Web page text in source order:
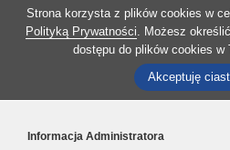
Strona korzysta z plików cookies w
Polityką Prywatności. Możesz
dostępu do plików cookies w
Akceptuję
Informacja Administratora